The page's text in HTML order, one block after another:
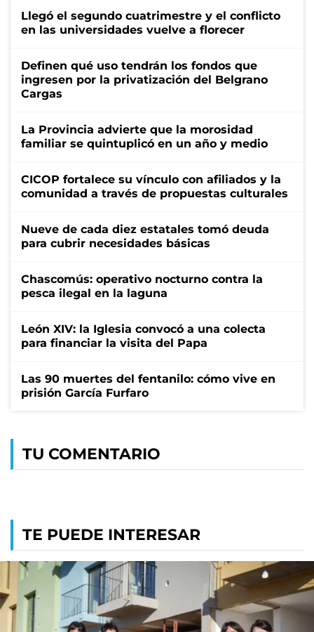
Llegó el segundo cuatrimestre y el conflicto
en las universidades vuelve a florecer
Definen qué uso tendrán los fondos que
ingresen por la privatización del Belgrano
Cargas
La Provincia advierte que la morosidad
familiar se quintuplicó en un año y medio
CICOP fortalece su vínculo con afiliados y la
comunidad a través de propuestas culturales
Nueve de cada diez estatales tomó deuda
para cubrir necesidades básicas
Chascomús: operativo nocturno contra la
pesca ilegal en la laguna
León XIV: la Iglesia convocó a una colecta
para financiar la visita del Papa
Las 90 muertes del fentanilo: cómo vive en
prisión García Furfaro
TU COMENTARIO
TE PUEDE INTERESAR